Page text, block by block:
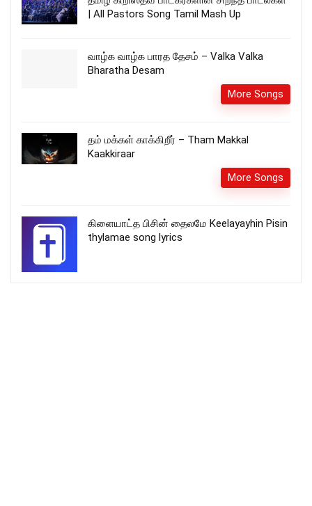
| All Pastors Song Tamil Mash Up
வாழ்க வாழ்க பாரத தேசம் – Valka Valka
Bharatha Desam
More Songs
தம் மக்கள் காக்கிறீர் – Tham Makkal
Kaakkiraar
More Songs
கிளையாட்த பிசின் தைலமே Keelayayhin Pisin
thylamae song lyrics